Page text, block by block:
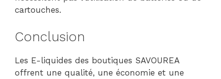
cartouches.
Conclusion
Les E-liquides des boutiques SAVOUREA
offrent une qualité, une économie et une